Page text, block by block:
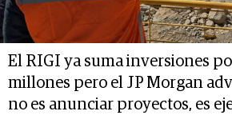
El RIGI ya suma inversiones
millones pero el JP Morgan
no es anunciar proyectos, es